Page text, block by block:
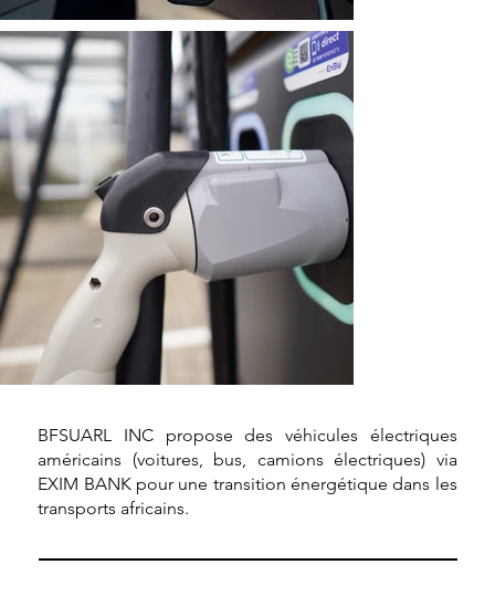
BFSUARL INC propose des véhicules électriques
américains (voitures, bus, camions électriques) via
EXIM BANK pour une transition énergétique dans les
transports africains.